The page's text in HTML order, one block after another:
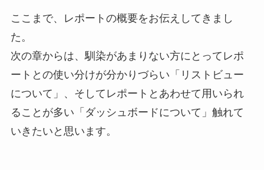
ここまで、レポートの概要をお伝えしてきまし
た。
次の章からは、馴染があまりない方にとってレポ
ートとの使い分けが分かりづらい「リストビュー
について」、そしてレポートとあわせて用いられ
ることが多い「ダッシュボードについて」触れて
いきたいと思います。